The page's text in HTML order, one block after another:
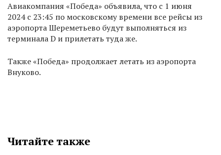
Авиакомпания «Победа» объявила, что с 1 июня
2024 с 23:45 по московскому времени все рейсы из
аэропорта Шереметьево будут выполняться из
терминала D и прилетать туда же.
Также «Победа» продолжает летать из аэропорта
Внуково.
Читайте также